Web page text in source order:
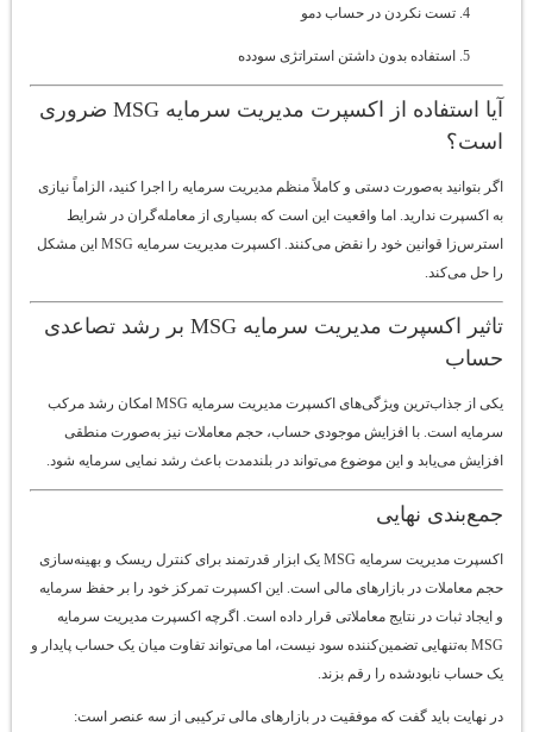
تست نکردن در حساب دمو
استفاده بدون داشتن استراتژی سودده
آیا استفاده از اکسپرت مدیریت سرمایه MSG ضروری
است؟
اگر بتوانید به‌صورت دستی و کاملاً منظم مدیریت سرمایه را اجرا کنید، الزاماً نیازی
به اکسپرت ندارید. اما واقعیت این است که بسیاری از معامله‌گران در شرایط
استرس‌زا قوانین خود را نقض می‌کنند. اکسپرت مدیریت سرمایه MSG این مشکل
را حل می‌کند.
تاثیر اکسپرت مدیریت سرمایه MSG بر رشد تصاعدی
حساب
یکی از جذاب‌ترین ویژگی‌های اکسپرت مدیریت سرمایه MSG امکان رشد مرکب
سرمایه است. با افزایش موجودی حساب، حجم معاملات نیز به‌صورت منطقی
افزایش می‌یابد و این موضوع می‌تواند در بلندمدت باعث رشد نمایی سرمایه شود.
جمع‌بندی نهایی
اکسپرت مدیریت سرمایه MSG یک ابزار قدرتمند برای کنترل ریسک و بهینه‌سازی
حجم معاملات در بازارهای مالی است. این اکسپرت تمرکز خود را بر حفظ سرمایه
و ایجاد ثبات در نتایج معاملاتی قرار داده است. اگرچه اکسپرت مدیریت سرمایه
MSG به‌تنهایی تضمین‌کننده سود نیست، اما می‌تواند تفاوت میان یک حساب پایدار و
یک حساب نابودشده را رقم بزند.
در نهایت باید گفت که موفقیت در بازارهای مالی ترکیبی از سه عنصر است: